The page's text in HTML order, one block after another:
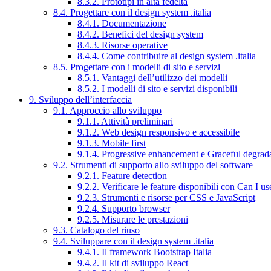
8.4. Progettare con il design system .italia
8.4.1. Documentazione
8.4.2. Benefici del design system
8.4.3. Risorse operative
8.4.4. Come contribuire al design system .italia
8.5. Progettare con i modelli di sito e servizi
8.5.1. Vantaggi dell’utilizzo dei modelli
8.5.2. I modelli di sito e servizi disponibili
9. Sviluppo dell’interfaccia
9.1. Approccio allo sviluppo
9.1.1. Attività preliminari
9.1.2. Web design responsivo e accessibile
9.1.3. Mobile first
9.1.4. Progressive enhancement e Graceful
9.2. Strumenti di supporto allo sviluppo del software
9.2.1. Feature detection
9.2.2. Verificare le feature disponibili con Can I
9.2.3. Strumenti e risorse per CSS e JavaScript
9.2.4. Supporto browser
9.2.5. Misurare le prestazioni
9.3. Catalogo del riuso
9.4. Sviluppare con il design system .italia
9.4.1. Il framework Bootstrap Italia
9.4.2. Il kit di sviluppo React